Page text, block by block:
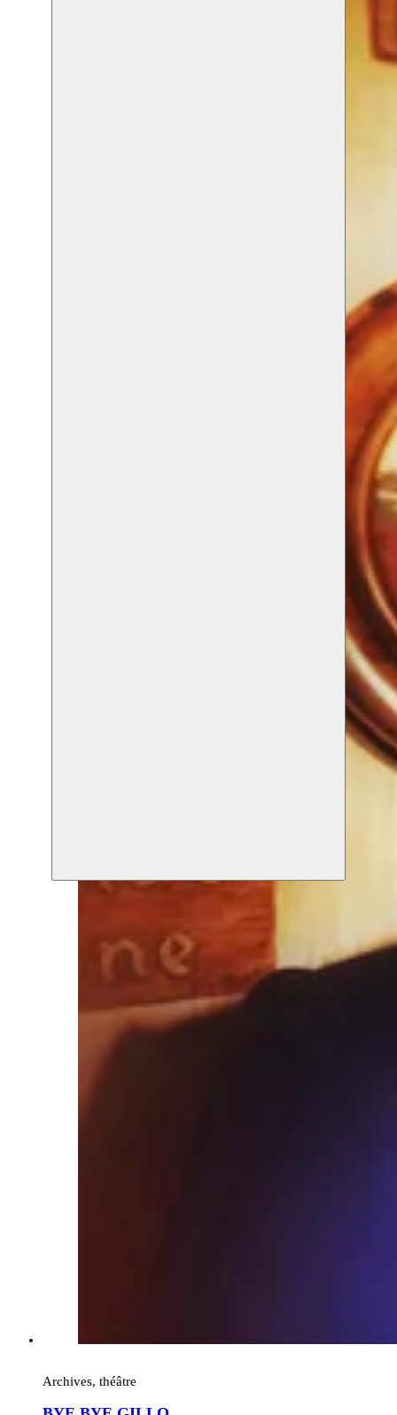
Archives, théâtre